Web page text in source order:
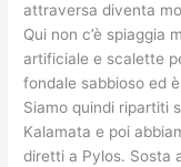
attraversa diventa
Qui non c’è spiaggia
artificiale e scalette
fondale sabbioso ed
Siamo quindi ripartiti
Kalamata e poi
diretti a Pylos. Sosta